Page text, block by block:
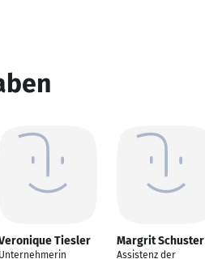
Tiesler
Unternehmerin
Margrit Schuster
Assistenz der